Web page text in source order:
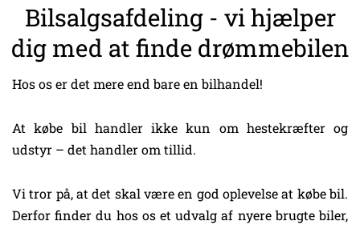
Bilsalgsafdeling - vi hjælper
dig med at finde drømmebilen
Hos os er det mere end bare en bilhandel!
At købe bil handler ikke kun om hestekræfter og
udstyr – det handler om tillid.
Vi tror på, at det skal være en god oplevelse at købe bil.
Derfor finder du hos os et udvalg af nyere brugte biler,